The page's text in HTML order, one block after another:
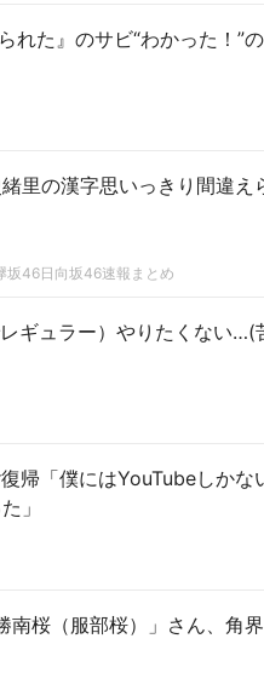
れた』のサビ“わかった！”
里の漢字思いっきり間違え
46日向坂46速報まとめ
ギュラー）やりたくない
帰「僕にはYouTubeしかな
」
南桜（服部桜）」さん、